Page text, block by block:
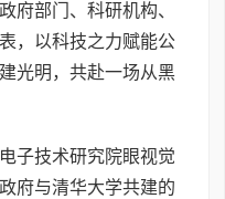
府部门、科研机构、
，以科技之力赋能公
光明，共赴一场从黑
子技术研究院眼视觉
府与清华大学共建的